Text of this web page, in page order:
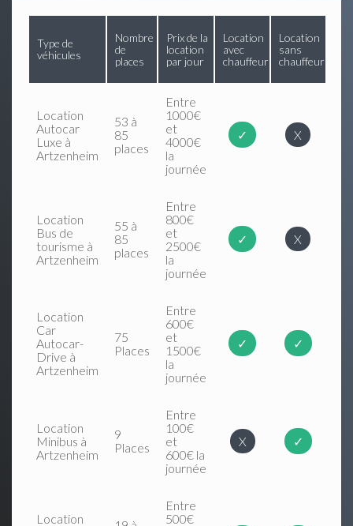
Type de
véhicules
Nombre
de
places
Prix de la
location
par jour
Location
avec
chauffeur
Location
sans
chauffeur
Location
Autocar
Luxe à
Artzenheim
53 à
85
places
Entre
1000€
et
4000€
la
journée
✓ X
Location
Bus de
tourisme à
Artzenheim
55 à
85
places
Entre
800€
et
2500€
la
journée
✓ X
Location
Car
Autocar-
Drive à
Artzenheim
75
Places
Entre
600€
et
1500€
la
journée
✓ ✓
Location
Minibus à
Artzenheim
9
Places
Entre
100€
et
600€ la
journée
X ✓
Location
Entre
500€